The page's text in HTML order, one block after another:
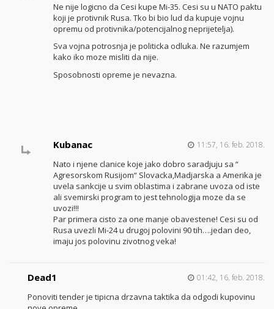
Ne nije logicno da Cesi kupe Mi-35. Cesi su u NATO paktu
koji je protivnik Rusa. Tko bi bio lud da kupuje vojnu
opremu od protivnika/potencijalnog neprijetelja).
Sva vojna potrosnja je politicka odluka. Ne razumjem
kako iko moze misliti da nije.
Sposobnosti opreme je nevazna.
Kubanac 11:57, 16. feb. 2018.
Nato i njene clanice koje jako dobro saradjuju sa “
Agresorskom Rusijom“ Slovacka,Madjarska a Amerika je
uvela sankcije u svim oblastima i zabrane uvoza od iste
ali svemirski program to jest tehnologija moze da se
uvozi!!!
Par primera cisto za one manje obavestene! Cesi su od
Rusa uvezli Mi-24 u drugoj polovini 90 tih….jedan deo,
imaju jos polovinu zivotnog veka!
Dead1 01:42, 16. feb. 2018.
Ponoviti tender je tipicna drzavna taktika da odgodi kupovinu